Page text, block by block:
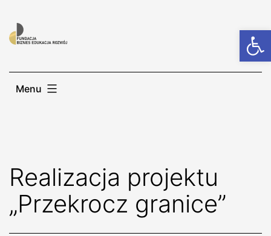
Menu
Realizacja projektu
„Przekrocz granice”